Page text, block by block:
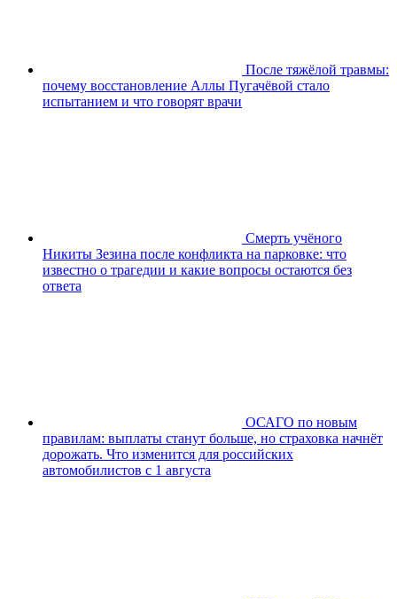
После тяжёлой травмы:
почему восстановление Аллы Пугачёвой стало
испытанием и что говорят врачи
Смерть учёного
Никиты Зезина после конфликта на парковке: что
известно о трагедии и какие вопросы остаются без
ответа
ОСАГО по новым
правилам: выплаты станут больше, но страховка начнёт
дорожать. Что изменится для российских
автомобилистов с 1 августа